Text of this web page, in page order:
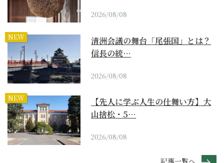
2026/08/08
NEW
清洲会議の舞台「尾張国」とは？
信長の統…
2026/08/08
NEW
【先人に学ぶ人生の仕舞い方】大
山捨松・5…
2026/08/08